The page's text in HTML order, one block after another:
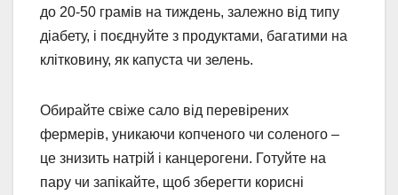
до 20-50 грамів на тиждень, залежно від типу
діабету, і поєднуйте з продуктами, багатими на
клітковину, як капуста чи зелень.
Обирайте свіже сало від перевірених
фермерів, уникаючи копченого чи соленого –
це знизить натрій і канцерогени. Готуйте на
пару чи запікайте, щоб зберегти корисні